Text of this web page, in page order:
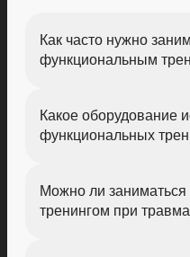
Как часто нужно
функциональным
Какое оборудование
функциональных
Можно ли
тренингом при